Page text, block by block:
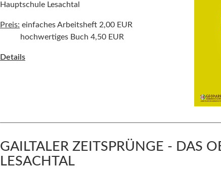
Hauptschule Lesachtal
Preis: einfaches Arbeitsheft 2,00 EUR
hochwertiges Buch 4,50 EUR
Details
GAILTALER ZEITSPRÜNGE - DAS
LESACHTAL